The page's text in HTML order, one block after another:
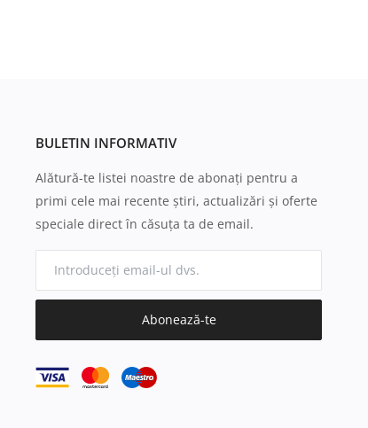
BULETIN INFORMATIV
Alătură-te listei noastre de abonați pentru a
primi cele mai recente știri, actualizări și oferte
speciale direct în căsuța ta de email.
Abonează-te